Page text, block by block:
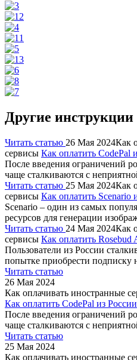
Другие инструкции
Читать статью 26 Мая 2024Как
сервисы Как оплатить CodePal
После введения ограничений
чаще сталкиваются с
Читать статью 25 Мая 2024Как
сервисы Как оплатить Scenario
Scenario – один из самых
ресурсов для генерации
Читать статью 24 Мая 2024Как
сервисы Как оплатить Rosebud
Пользователи из России
попытке приобрести подписку
Читать статью
26 Мая 2024
Как оплачивать иностранные
Как оплатить CodePal из России
После введения ограничений
чаще сталкиваются с
Читать статью
25 Мая 2024
Как оплачивать иностранные